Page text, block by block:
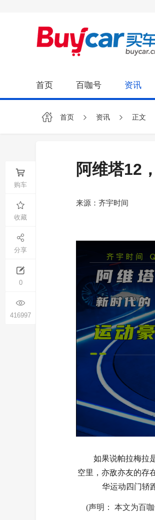
首页 百咖号 资讯
首页 资讯 正文
阿维塔12
来源：齐宇时间
购车
收藏
分享
0
416997
如果说帕拉梅拉
空里，亦敌亦友的存
华运动四门轿
(声明： 本文为百